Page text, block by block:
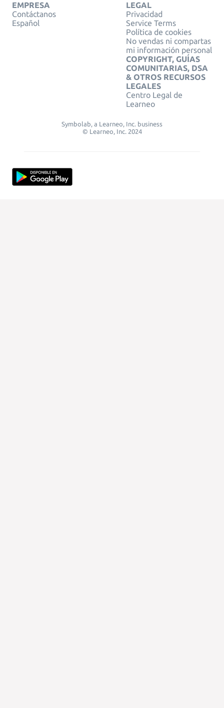
EMPRESA
Contáctanos
Español
LEGAL
Privacidad
Service Terms
Política de cookies
No vendas ni compartas
mi información personal
COPYRIGHT, GUÍAS
COMUNITARIAS, DSA
& OTROS RECURSOS
LEGALES
Centro Legal de
Learneo
Symbolab, a Learneo, Inc. business
© Learneo, Inc. 2024